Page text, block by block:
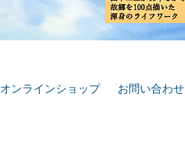
オンラインショップ お問い合わせ